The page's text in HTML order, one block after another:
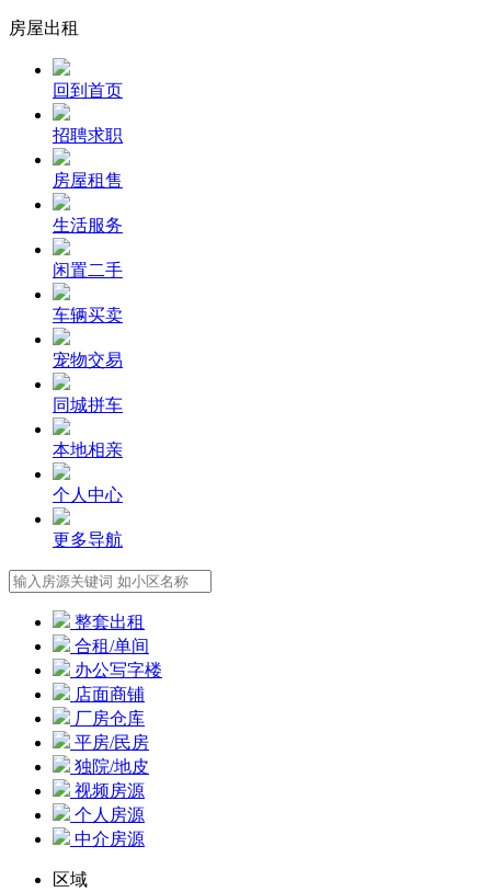
房屋出租
回到首页
招聘求职
房屋租售
生活服务
闲置二手
车辆买卖
宠物交易
同城拼车
本地相亲
个人中心
更多导航
整套出租
合租/单间
办公写字楼
店面商铺
厂房仓库
平房/民房
独院/地皮
视频房源
个人房源
中介房源
区域